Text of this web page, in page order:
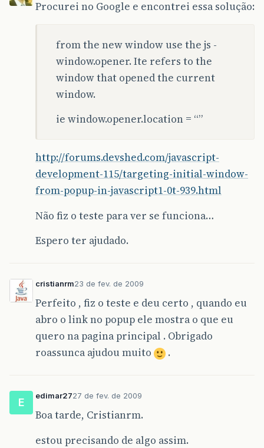
Procurei no Google e encontrei essa solução:
from the new window use the js -
window.opener. Ite refers to the
window that opened the current
window.
ie window.opener.location = “”
http://forums.devshed.com/javascript-
development-115/targeting-initial-window-
from-popup-in-javascript1-0t-939.html
Não fiz o teste para ver se funciona…
Espero ter ajudado.
cristianrm23 de fev. de 2009
Perfeito , fiz o teste e deu certo , quando eu
abro o link no popup ele mostra o que eu
quero na pagina principal . Obrigado
roassunca ajudou muito
.
E
edimar2727 de fev. de 2009
Boa tarde, Cristianrm.
estou precisando de algo assim.